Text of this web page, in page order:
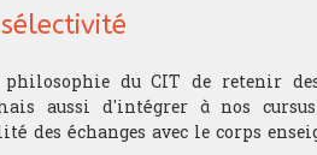
du CIT de retenir
aussi d'intégrer à nos
des échanges avec le corps